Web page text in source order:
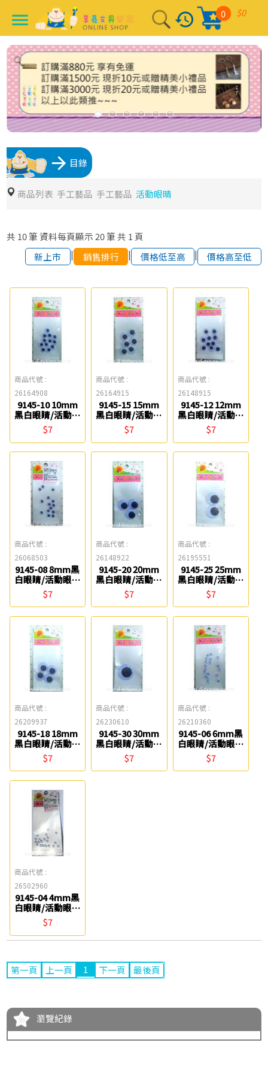
menu history $0
0
arrow_forward 目錄
商品列表 手工藝品 手工藝品 活動眼晴
共 10筆 資料每頁顯示 20筆 共 1頁
新上市
| 銷售排行 | 價格低至高 | 價格高至低
商品代號 :
26164908
9145-10 10mm
黑白眼睛/活動眼
睛(12入) 星宇
$7
商品代號 :
26164915
9145-15 15mm
黑白眼睛/活動眼
睛(6入) 星宇
$7
商品代號 :
26148915
9145-12 12mm
黑白眼睛/活動眼
睛(10入) 星宇
$7
商品代號 :
26068503
9145-08 8mm黑
白眼睛/活動眼睛
(14入) 星宇
$7
商品代號 :
26148922
9145-20 20mm
黑白眼睛/活動眼
睛(3入) 星宇
$7
商品代號 :
26195551
9145-25 25mm
黑白眼睛/活動眼
睛(2入) 星宇
$7
商品代號 :
26209937
9145-18 18mm
黑白眼睛/活動眼
睛(4入) 星宇
$7
商品代號 :
26230610
9145-30 30mm
黑白眼睛/活動眼
睛(1入) 星宇
$7
商品代號 :
26210360
9145-06 6mm黑
白眼睛/活動眼睛
(18入) 星宇
$7
商品代號 :
26502960
9145-04 4mm黑
白眼睛/活動眼睛
(20入) 星宇
$7
第一頁 上一頁 1 下一頁 最後頁
瀏覽紀錄